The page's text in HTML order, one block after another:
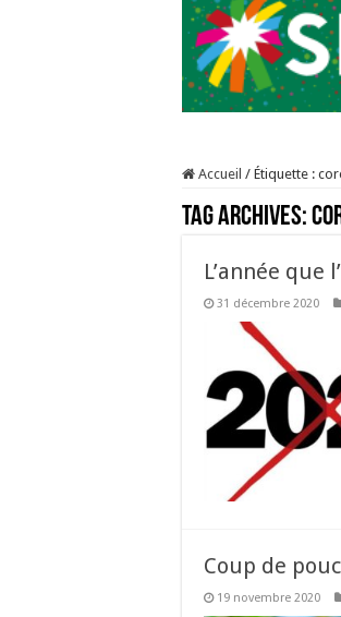
Accueil / Étiquette :
Tag Archives:
L’année que
31 décembre 2020
Coup de
19 novembre 2020